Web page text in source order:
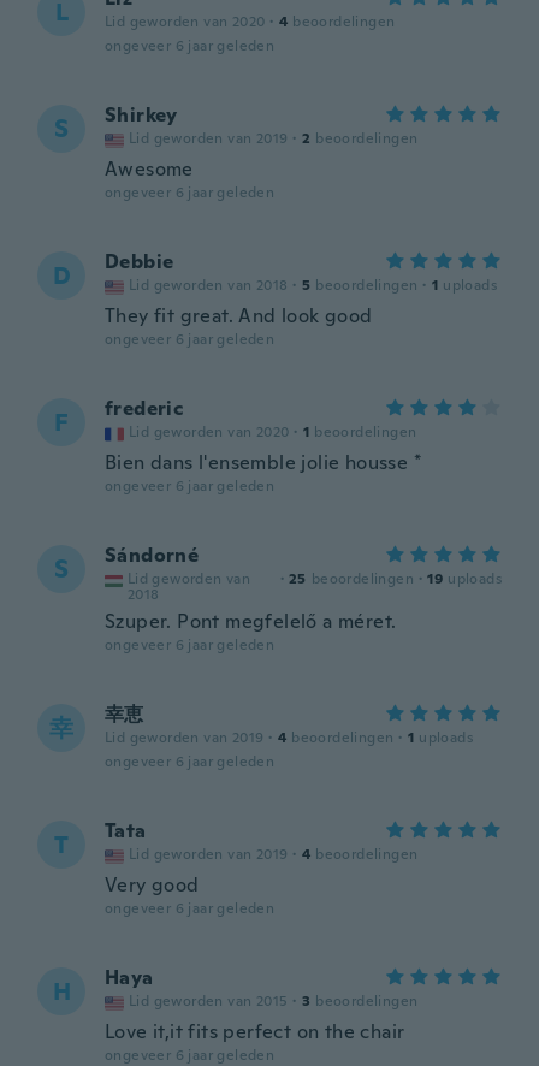
L Lid geworden van 2020 · 4 beoordelingen
ongeveer 6 jaar geleden
S Shirkey
Lid geworden van 2019 · 2 beoordelingen
Awesome
ongeveer 6 jaar geleden
D Debbie
Lid geworden van 2018 · 5 beoordelingen · 1 uploads
They fit great. And look good
ongeveer 6 jaar geleden
F frederic
Lid geworden van 2020 · 1 beoordelingen
Bien dans l'ensemble jolie housse *
ongeveer 6 jaar geleden
S Sándorné
Lid geworden van
2018
· 25 beoordelingen · 19 uploads
Szuper. Pont megfelelő a méret.
ongeveer 6 jaar geleden
幸 幸恵
Lid geworden van 2019 · 4 beoordelingen · 1 uploads
ongeveer 6 jaar geleden
T Tata
Lid geworden van 2019 · 4 beoordelingen
Very good
ongeveer 6 jaar geleden
H Haya
Lid geworden van 2015 · 3 beoordelingen
Love it,it fits perfect on the chair
ongeveer 6 jaar geleden